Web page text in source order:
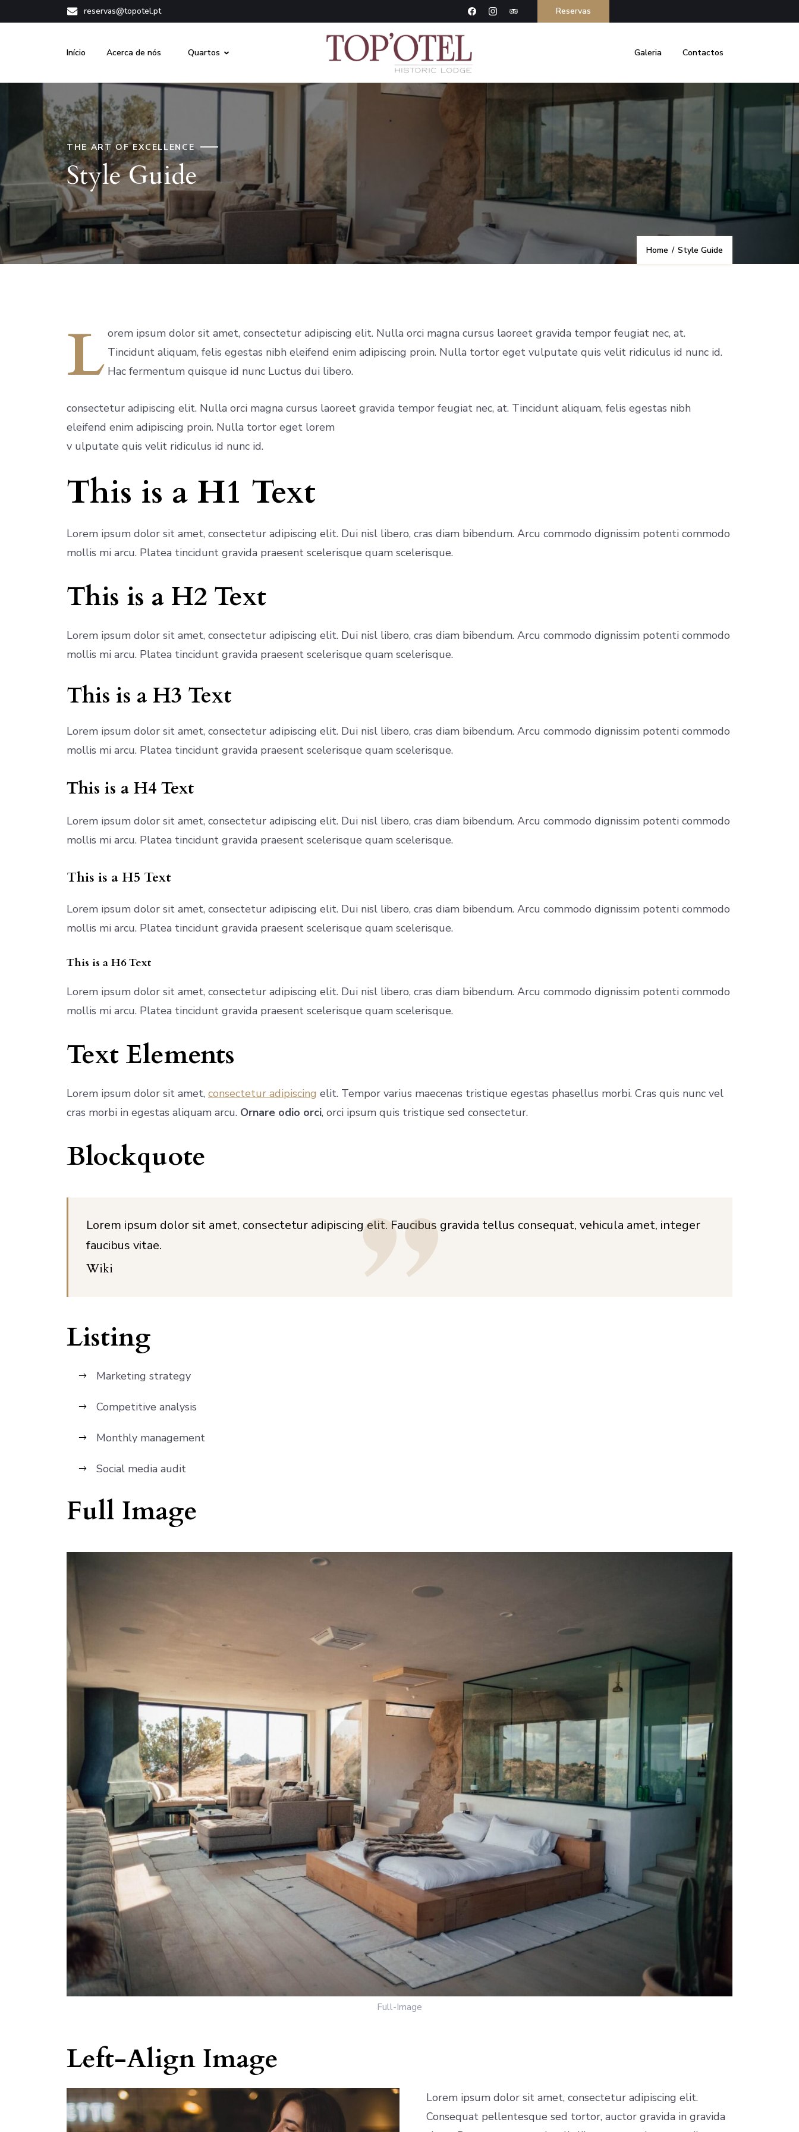
reservas@topotel.pt Reservas
Início Acerca de nós Quartos
Topotel
Historic Lodge
Galeria Contactos
THE ART OF EXCELLENCE
Style Guide
Home / Style Guide
L orem ipsum dolor sit amet, consectetur adipiscing elit. Nulla orci magna cursus laoreet gravida tempor feugiat nec, at.
Tincidunt aliquam, felis egestas nibh eleifend enim adipiscing proin. Nulla tortor eget vulputate quis velit ridiculus id nunc id.
Hac fermentum quisque id nunc Luctus dui libero.
consectetur adipiscing elit. Nulla orci magna cursus laoreet gravida tempor feugiat nec, at. Tincidunt aliquam, felis egestas nibh
eleifend enim adipiscing proin. Nulla tortor eget lorem
v ulputate quis velit ridiculus id nunc id.
This is a H1 Text
Lorem ipsum dolor sit amet, consectetur adipiscing elit. Dui nisl libero, cras diam bibendum. Arcu commodo dignissim potenti commodo
mollis mi arcu. Platea tincidunt gravida praesent scelerisque quam scelerisque.
This is a H2 Text
Lorem ipsum dolor sit amet, consectetur adipiscing elit. Dui nisl libero, cras diam bibendum. Arcu commodo dignissim potenti commodo
mollis mi arcu. Platea tincidunt gravida praesent scelerisque quam scelerisque.
This is a H3 Text
Lorem ipsum dolor sit amet, consectetur adipiscing elit. Dui nisl libero, cras diam bibendum. Arcu commodo dignissim potenti commodo
mollis mi arcu. Platea tincidunt gravida praesent scelerisque quam scelerisque.
This is a H4 Text
Lorem ipsum dolor sit amet, consectetur adipiscing elit. Dui nisl libero, cras diam bibendum. Arcu commodo dignissim potenti commodo
mollis mi arcu. Platea tincidunt gravida praesent scelerisque quam scelerisque.
This is a H5 Text
Lorem ipsum dolor sit amet, consectetur adipiscing elit. Dui nisl libero, cras diam bibendum. Arcu commodo dignissim potenti commodo
mollis mi arcu. Platea tincidunt gravida praesent scelerisque quam scelerisque.
This is a H6 Text
Lorem ipsum dolor sit amet, consectetur adipiscing elit. Dui nisl libero, cras diam bibendum. Arcu commodo dignissim potenti commodo
mollis mi arcu. Platea tincidunt gravida praesent scelerisque quam scelerisque.
Text Elements
Lorem ipsum dolor sit amet, consectetur adipiscing elit. Tempor varius maecenas tristique egestas phasellus morbi. Cras quis nunc vel
cras morbi in egestas aliquam arcu. Ornare odio orci, orci ipsum quis tristique sed consectetur.
Blockquote
Lorem ipsum dolor sit amet, consectetur adipiscing elit. Faucibus gravida tellus consequat, vehicula amet, integer
faucibus vitae.
Wiki
Listing
Marketing strategy
Competitive analysis
Monthly management
Social media audit
Full Image
Full-Image
Left-Align Image
Lorem ipsum dolor sit amet, consectetur adipiscing elit.
Consequat pellentesque sed tortor, auctor gravida in gravida